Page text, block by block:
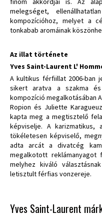
melegséget,
kompozícióhoz, melyet a
tonkabab aromáinak
Az illat története
Yves Saint-Laurent L'
A kultikus férfiillat 2006-ban
sikert aratva a szakma
kompozíció megalkotásában
Ropion és Juliette
kapta meg a megtisztelő
képviselje. A karizmatikus,
tökéletesen képviselő,
adta arcát a divatcég
megalkotott reklámanyagot
melyhez kiváló
letisztult férfias vonzereje.
Yves Saint-Laurent